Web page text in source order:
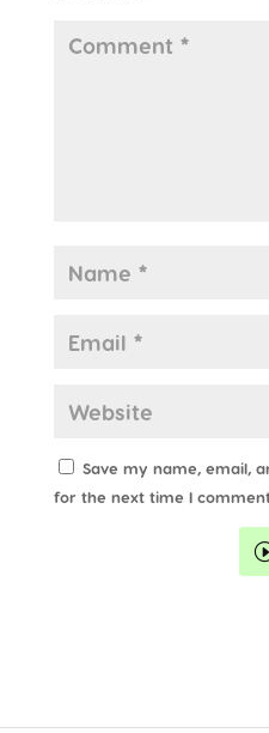
Save my name, email,
for the next time I